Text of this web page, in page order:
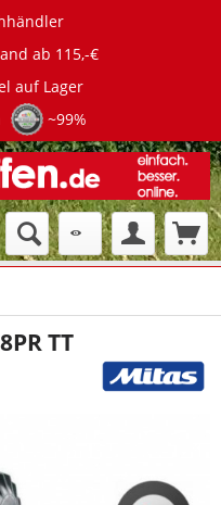
ab 115,-€
auf Lager
~99%
TT